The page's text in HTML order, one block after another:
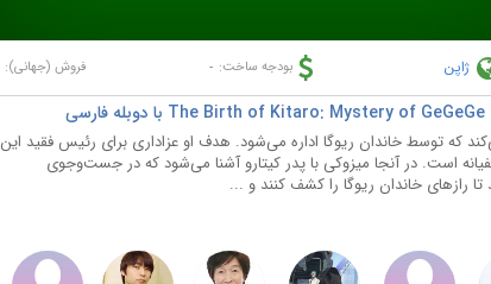
ژاپن بودجه ساخت: - فروش (جهانی):
سفر می‌کند که توسط خاندان ریوگا اداره می‌شود. هدف او عزاداری برای رئیس فقید این
است. در آنجا میزوکی با پدر کیتارو آشنا می‌شود که در جست‌وجوی
خاندان ریوگا را کشف کنند و ...